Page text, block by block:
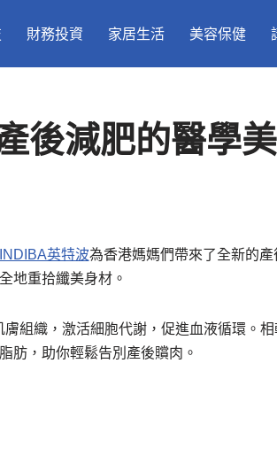
財務投資 家居生活 美容保健
後減肥的醫學
INDIBA英特波為香港媽媽們帶來了全新的
地重拾纖美身材。
組織，激活細胞代謝，促進血液循環。
肪，助你輕鬆告別產後贘肉。